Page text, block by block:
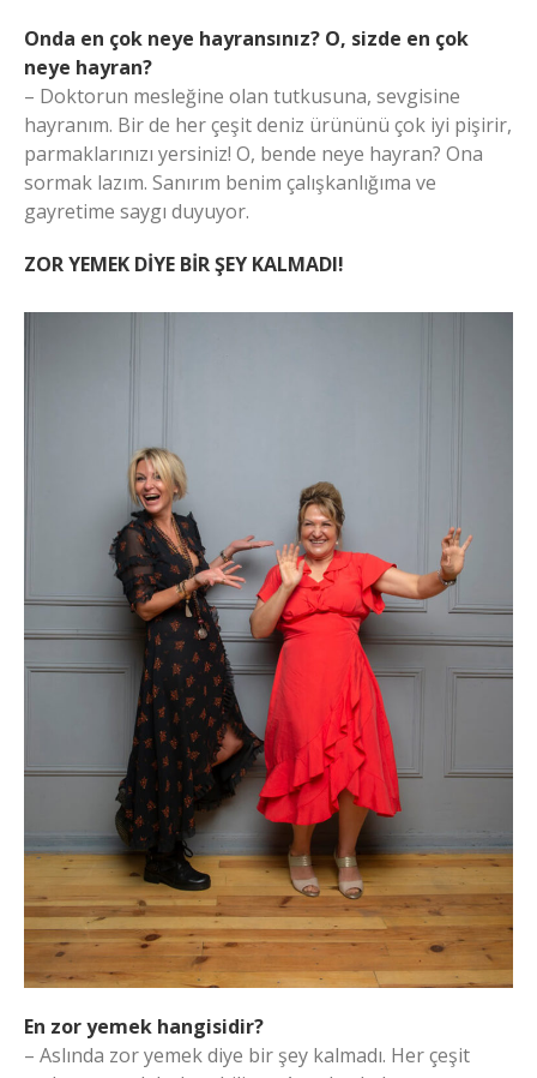
Onda en çok neye hayransınız? O, sizde en çok
neye hayran?
– Doktorun mesleğine olan tutkusuna, sevgisine
hayranım. Bir de her çeşit deniz ürününü çok iyi pişirir,
parmaklarınızı yersiniz! O, bende neye hayran? Ona
sormak lazım. Sanırım benim çalışkanlığıma ve
gayretime saygı duyuyor.
ZOR YEMEK DİYE BİR ŞEY KALMADI!
En zor yemek hangisidir?
– Aslında zor yemek diye bir şey kalmadı. Her çeşit